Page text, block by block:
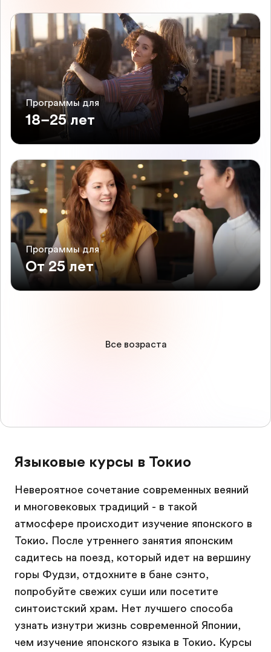
Программы для
18–25 лет
Программы для
От 25 лет
Все возраста
Языковые курсы в Токио
Невероятное сочетание современных веяний
и многовековых традиций - в такой
атмосфере происходит изучение японского в
Токио. После утреннего занятия японским
садитесь на поезд, который идет на вершину
горы Фудзи, отдохните в бане сэнто,
попробуйте свежих суши или посетите
синтоистский храм. Нет лучшего способа
узнать изнутри жизнь современной Японии,
чем изучение японского языка в Токио. Курсы